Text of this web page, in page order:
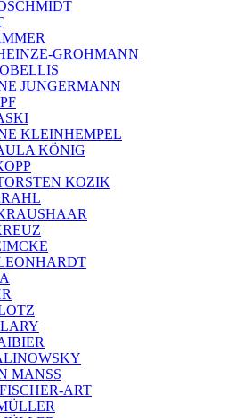
GROHMANN
JUNGERMANN
KLEINHEMPEL
KÖNIG
KOZIK
MANSS
ART